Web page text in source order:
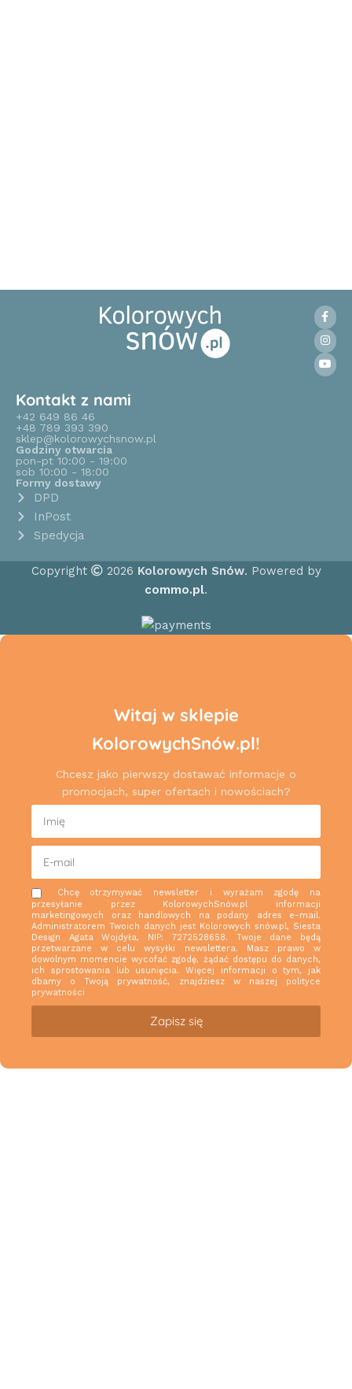
Kontakt z nami
+42 649 86 46
+48 789 393 390
sklep@kolorowychsnow.pl
Godziny otwarcia
pon-pt 10:00 - 19:00
sob 10:00 - 18:00
Formy dostawy
DPD
InPost
Spedycja
Copyright 2026 Kolorowych Snów. Powered by
commo.pl.
Witaj w sklepie
KolorowychSnów.pl!
Chcesz jako pierwszy dostawać informacje o
promocjach, super ofertach i nowościach?
Chcę otrzymywać newsletter i wyrażam zgodę na
przesyłanie przez KolorowychSnów.pl informacji
marketingowych oraz handlowych na podany adres e-mail.
Administratorem Twoich danych jest Kolorowych snów.pl, Siesta
Design Agata Wojdyła, NIP: 7272528658. Twoje dane będą
przetwarzane w celu wysyłki newslettera. Masz prawo w
dowolnym momencie wycofać zgodę, żądać dostępu do danych,
ich sprostowania lub usunięcia. Więcej informacji o tym, jak
dbamy o Twoją prywatność, znajdziesz w naszej polityce
prywatności
Zapisz się